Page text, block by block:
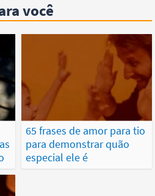
você
65 frases de amor para tio
para demonstrar quão
especial ele é